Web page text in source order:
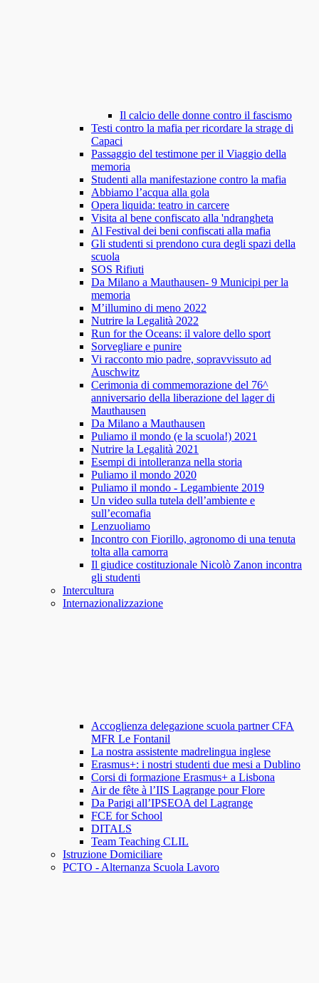
Il calcio delle donne contro il fascismo
Testi contro la mafia per ricordare la strage di
Capaci
Passaggio del testimone per il Viaggio della
memoria
Studenti alla manifestazione contro la mafia
Abbiamo l’acqua alla gola
Opera liquida: teatro in carcere
Visita al bene confiscato alla 'ndrangheta
Al Festival dei beni confiscati alla mafia
Gli studenti si prendono cura degli spazi della
scuola
SOS Rifiuti
Da Milano a Mauthausen- 9 Municipi per la
memoria
M’illumino di meno 2022
Nutrire la Legalità 2022
Run for the Oceans: il valore dello sport
Sorvegliare e punire
Vi racconto mio padre, sopravvissuto ad
Auschwitz
Cerimonia di commemorazione del 76^
anniversario della liberazione del lager di
Mauthausen
Da Milano a Mauthausen
Puliamo il mondo (e la scuola!) 2021
Nutrire la Legalità 2021
Esempi di intolleranza nella storia
Puliamo il mondo 2020
Puliamo il mondo - Legambiente 2019
Un video sulla tutela dell’ambiente e
sull’ecomafia
Lenzuoliamo
Incontro con Fiorillo, agronomo di una tenuta
tolta alla camorra
Il giudice costituzionale Nicolò Zanon incontra
gli studenti
Intercultura
Internazionalizzazione
Accoglienza delegazione scuola partner CFA
MFR Le Fontanil
La nostra assistente madrelingua inglese
Erasmus+: i nostri studenti due mesi a Dublino
Corsi di formazione Erasmus+ a Lisbona
Air de fête à l’IIS Lagrange pour Flore
Da Parigi all’IPSEOA del Lagrange
FCE for School
DITALS
Team Teaching CLIL
Istruzione Domiciliare
PCTO - Alternanza Scuola Lavoro